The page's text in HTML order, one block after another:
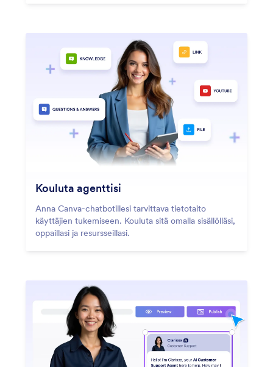
Kouluta agenttisi
Anna Canva-chatbotillesi tarvittava tietotaito
käyttäjien tukemiseen. Kouluta sitä omalla sisällölläsi,
oppaillasi ja resursseillasi.